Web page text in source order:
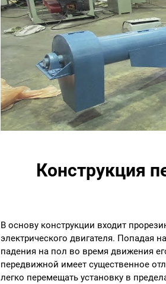
Конструкция
В основу конструкции входит
электрического двигателя. Попадая
падения на пол во время движения
передвижной имеет существенное
легко перемещать установку в